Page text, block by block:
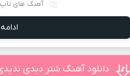
آهنگ های تاپ
دانلود آهنگ شتر دیدی